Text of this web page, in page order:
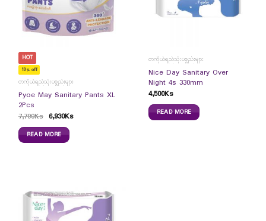
HOT
10% off
တကိုယ်ရည်သုံးပစ္စည်းများ
Pyoe May Sanitary Pants XL
2Pcs
7,700Ks 6,930Ks
READ MORE
တကိုယ်ရည်သုံးပစ္စည်းများ
Nice Day Sanitary Over
Night 4s 330mm
4,500Ks
READ MORE